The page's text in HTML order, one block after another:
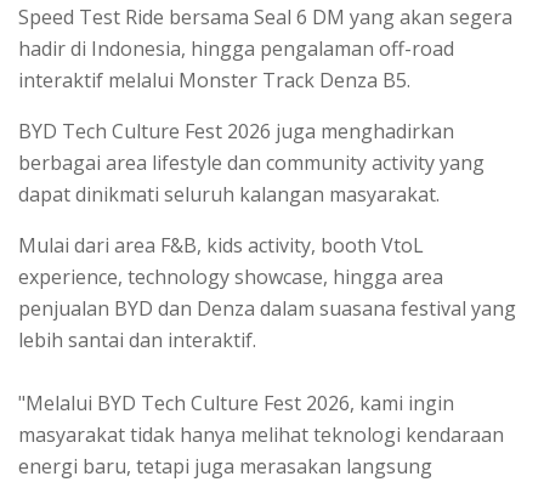
Speed Test Ride bersama Seal 6 DM yang akan segera
hadir di Indonesia, hingga pengalaman off-road
interaktif melalui Monster Track Denza B5.
BYD Tech Culture Fest 2026 juga menghadirkan
berbagai area lifestyle dan community activity yang
dapat dinikmati seluruh kalangan masyarakat.
Mulai dari area F&B, kids activity, booth VtoL
experience, technology showcase, hingga area
penjualan BYD dan Denza dalam suasana festival yang
lebih santai dan interaktif.
"Melalui BYD Tech Culture Fest 2026, kami ingin
masyarakat tidak hanya melihat teknologi kendaraan
energi baru, tetapi juga merasakan langsung